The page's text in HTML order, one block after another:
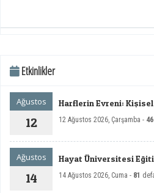
Etkinlikler
Ağustos
12
Harflerin Evreni:
12 Ağustos 2026, Çarşamba - 46
Ağustos
14
Hayat Üniversitesi
14 Ağustos 2026, Cuma - 81